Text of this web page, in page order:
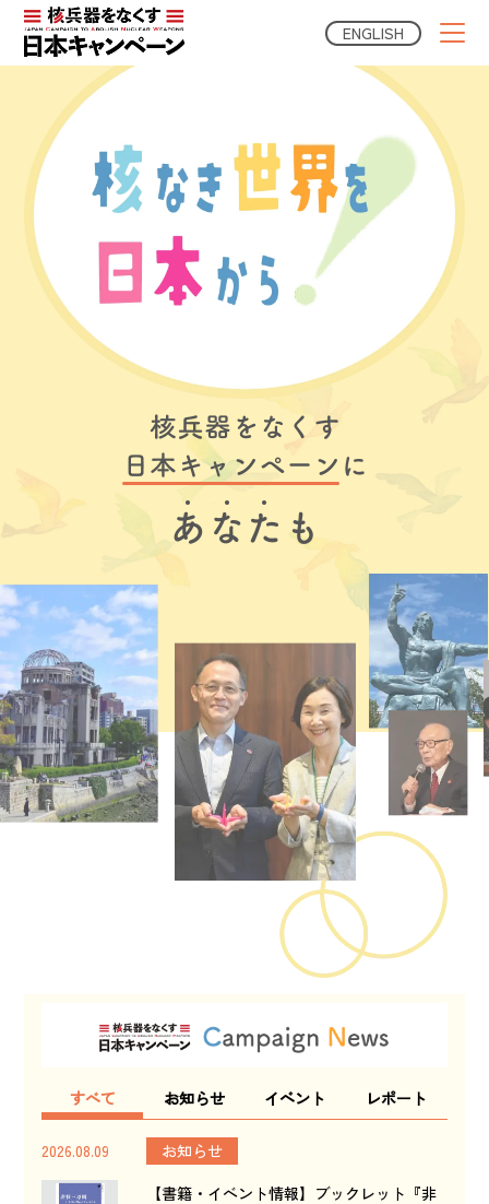
ENGLISH
すべて お知らせ イベント レポート
2026.08.09
お知らせ
【書籍・イベント情報】ブックレット『非